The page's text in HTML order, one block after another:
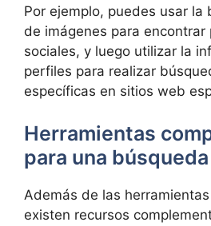
Por ejemplo, puedes usar la
de imágenes para
sociales, y luego utilizar la
perfiles para realizar
específicas en sitios web
Herramientas
para una
Además de las
existen recursos